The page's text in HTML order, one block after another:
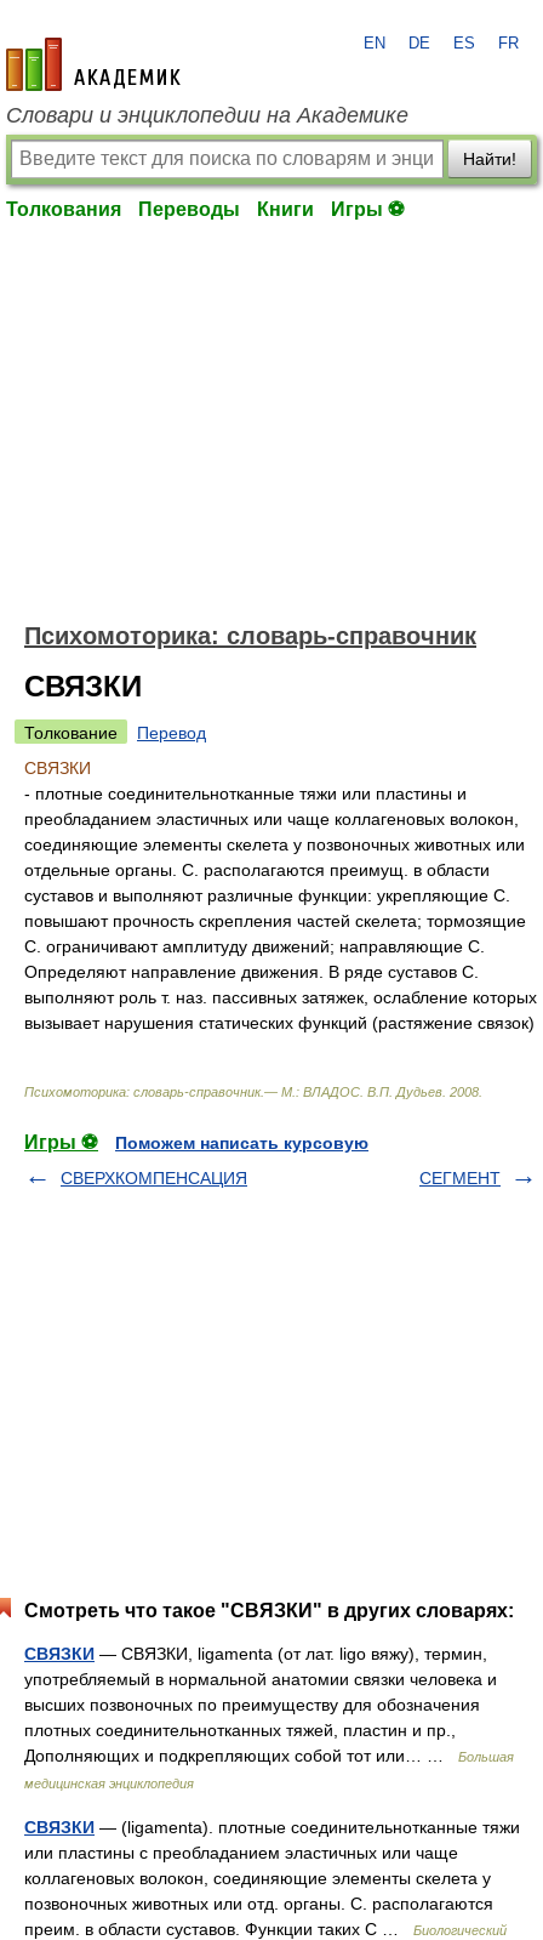
academic.ru
EN DE ES FR
Словари и энциклопедии на Академике
Найти!
Толкования Переводы Книги Игры ⚽
Психомоторика: cловарь-справочник
СВЯЗКИ
Толкование
Перевод
СВЯЗКИ
- плотные соединительнотканные тяжи или пластины и
преобладанием эластичных или чаще коллагеновых волокон,
соединяющие элементы скелета у позвоночных животных или
отдельные органы. С. располагаются преимущ. в области
суставов и выполняют различные функции: укрепляющие С.
повышают прочность скрепления частей скелета; тормозящие
С. ограничивают амплитуду движений; направляющие С.
Определяют направление движения. В ряде суставов С.
выполняют роль т. наз. пассивных затяжек, ослабление которых
вызывает нарушения статических функций (растяжение связок)
Психомоторика: cловарь-справочник.— М.: ВЛАДОС В.П. Дудьев 2008
Игры ⚽
Поможем написать курсовую
СВЕРХКОМПЕНСАЦИЯ
СЕГМЕНТ
Смотреть что такое "СВЯЗКИ" в других словарях:
СВЯЗКИ — СВЯЗКИ, ligamenta (от лат. ligo вяжу), термин,
употребляемый в нормальной анатомии связки человека и
высших позвоночных по преимуществу для обозначения
плотных соединительнотканных тяжей, пластин и пр.,
Дополняющих и подкрепляющих собой тот или… …
Большая
медицинская энциклопедия
СВЯЗКИ — (ligamenta). плотные соединительнотканные тяжи
или пластины с преобладанием эластичных или чаще
коллагеновых волокон, соединяющие элементы скелета у
позвоночных животных или отд. органы. С. располагаются
преим. в области суставов. Функции таких С …
Биологический